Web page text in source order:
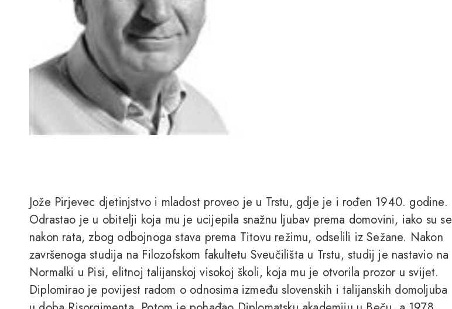
Jože Pirjevec djetinjstvo i mladost proveo je u Trstu, gdje je i rođen 1940. godine.
Odrastao je u obitelji koja mu je ucijepila snažnu ljubav prema domovini, iako su se
nakon rata, zbog odbojnoga stava prema Titovu režimu, odselili iz Sežane. Nakon
završenoga studija na Filozofskom fakultetu Sveučilišta u Trstu, studij je nastavio na
Normalki u Pisi, elitnoj talijanskoj visokoj školi, koja mu je otvorila prozor u svijet.
Diplomirao je povijest radom o odnosima između slovenskih i talijanskih domoljuba